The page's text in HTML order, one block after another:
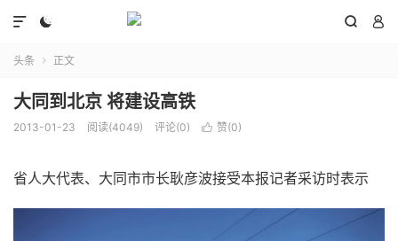
  

头条  正文
大同到北京 将建设高铁
2013-01-23 阅读(4049) 评论(0)  赞(0)
省人大代表、大同市市长耿彦波接受本报记者采访时表示